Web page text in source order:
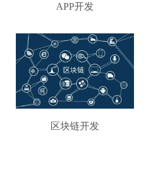
APP开发
区块链开发